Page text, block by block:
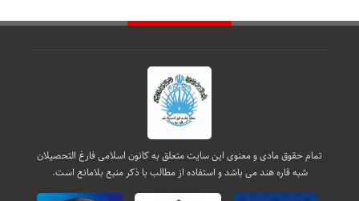
تمام حقوق مادی و معنوی این سایت متعلق به کانون اسلامی فارغ التحصیلان
شبه قاره هند می باشد و استفاده از مطالب با ذکر منبع بلامانع است.